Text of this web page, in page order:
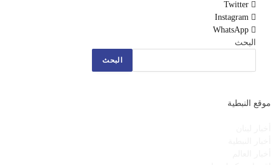
Twitter
Instagram
WhatsApp
البحث
البحث
موقع النبطية